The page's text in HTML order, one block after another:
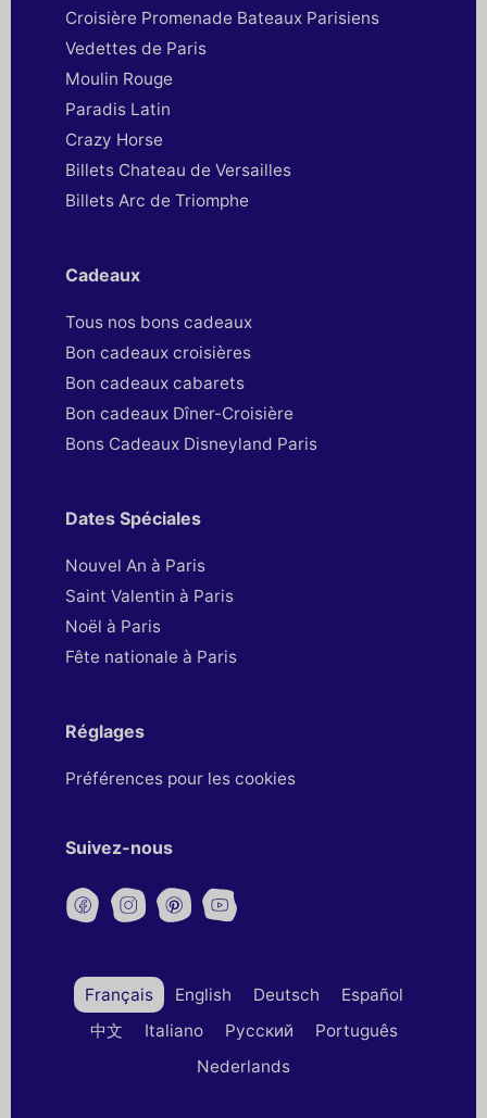
Croisière Promenade Bateaux Parisiens
Vedettes de Paris
Moulin Rouge
Paradis Latin
Crazy Horse
Billets Chateau de Versailles
Billets Arc de Triomphe
Cadeaux
Tous nos bons cadeaux
Bon cadeaux croisières
Bon cadeaux cabarets
Bon cadeaux Dîner-Croisière
Bons Cadeaux Disneyland Paris
Dates Spéciales
Nouvel An à Paris
Saint Valentin à Paris
Noël à Paris
Fête nationale à Paris
Réglages
Préférences pour les cookies
Suivez-nous
Français English Deutsch
Español
中文
Italiano Русский
Português
Nederlands